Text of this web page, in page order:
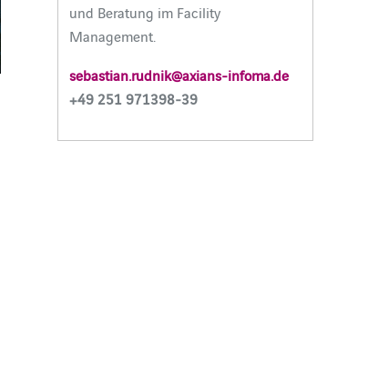
und Beratung im Facility
Management.
sebastian.rudnik@axians-infoma.de
+49 251 971398-39